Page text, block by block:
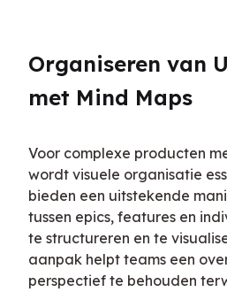
Organiseren van
met Mind Maps
Voor complexe producten
wordt visuele organisatie
bieden een uitstekende
tussen epics, features en
te structureren en te
aanpak helpt teams een
perspectief te behouden